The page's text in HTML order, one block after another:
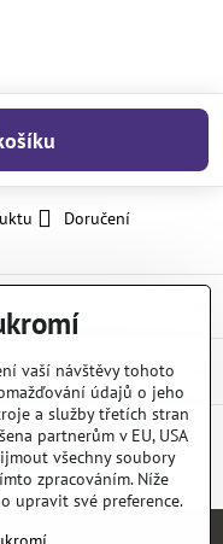
Doručení
LinkedInWhatsApp
E-
mail
vaší návštěvy tohoto
údajů o jeho
a služby třetích stran
partnerům v EU, USA
všechny soubory
zpracováním. Níže
upravit své preference.